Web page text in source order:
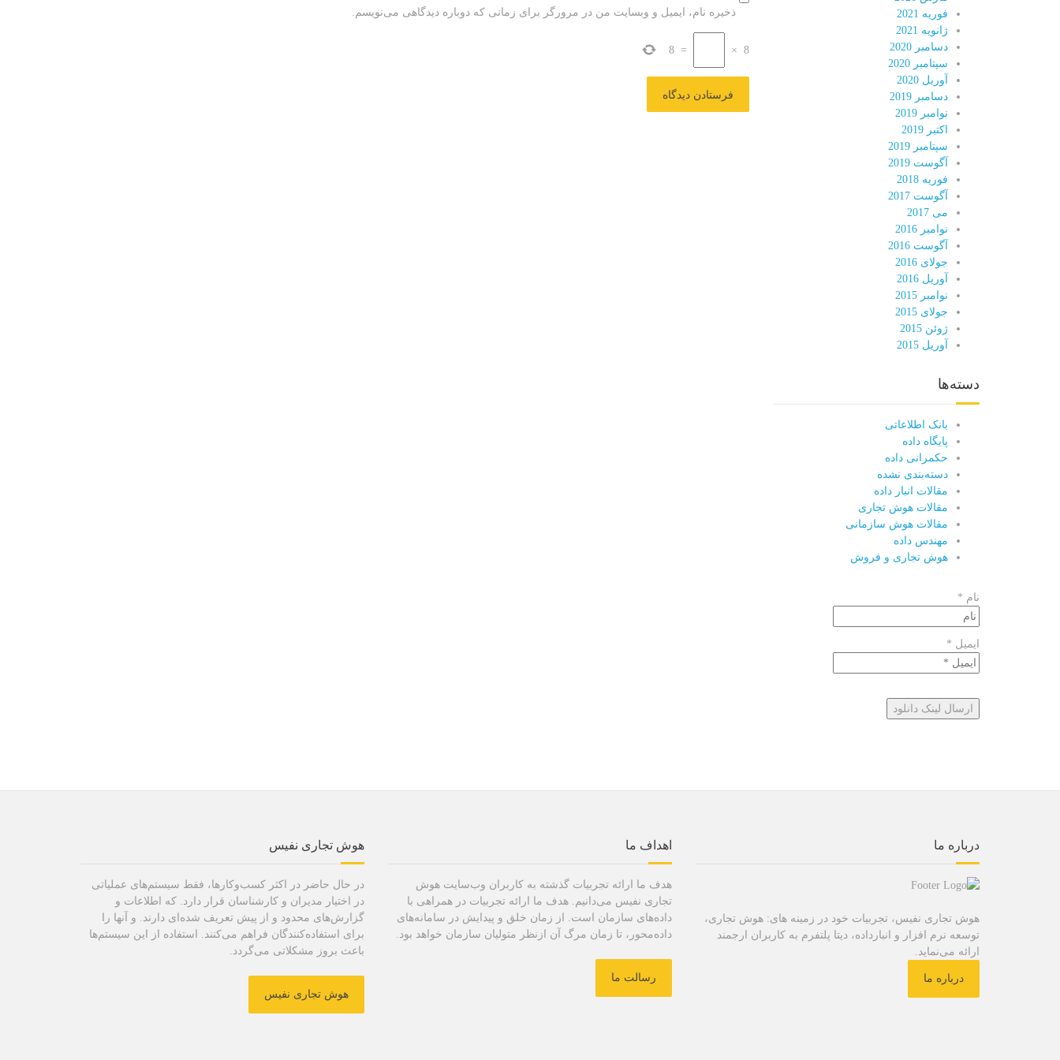
ذخیره نام، ایمیل و وبسایت من در مرورگر برای زمانی که دوباره دیدگاهی می‌نویسم.
8
×
=
8
فوریه 2021
ژانویه 2021
دسامبر 2020
سپتامبر 2020
آوریل 2020
دسامبر 2019
نوامبر 2019
اکتبر 2019
سپتامبر 2019
آگوست 2019
فوریه 2018
آگوست 2017
می 2017
نوامبر 2016
آگوست 2016
جولای 2016
آوریل 2016
نوامبر 2015
جولای 2015
ژوئن 2015
آوریل 2015
دسته‌ها
بانک اطلاعاتی
پایگاه داده
حکمرانی داده
دسته‌بندی نشده
مقالات انبار داده
مقالات هوش تجاری
مقالات هوش سازمانی
مهندس داده
هوش تجاری و فروش
نام *
ایمیل *
درباره ما
هوش تجاری نفیس، تجربیات خود در زمینه های: هوش تجاری،
توسعه نرم افزار و انبارداده، دیتا پلتفرم به کاربران ارجمند
ارائه می‌نماید.
درباره ما
اهداف ما
هدف ما ارائه تجربیات گذشته به کاربران وب‌سایت هوش
تجاری نفیس می‌دانیم. هدف ما ارائه تجربیات در همراهی با
داده‌های سازمان است. از زمان خلق و پیدایش در سامانه‌های
داده‌محور، تا زمان مرگ آن ازنظر متولیان سازمان خواهد بود.
رسالت ما
هوش تجاری نفیس
در حال حاضر در اکثر کسب‌وکارها، فقط سیستم‌های عملیاتی
در اختیار مدیران و کارشناسان قرار دارد. که اطلاعات و
گزارش‌های محدود و از پیش تعریف شده‌ای دارند. و آنها را
برای استفاده‌کنندگان فراهم می‌کنند. استفاده از این سیستم‌ها
باعث بروز مشکلاتی می‌گردد.
هوش تجاری نفیس